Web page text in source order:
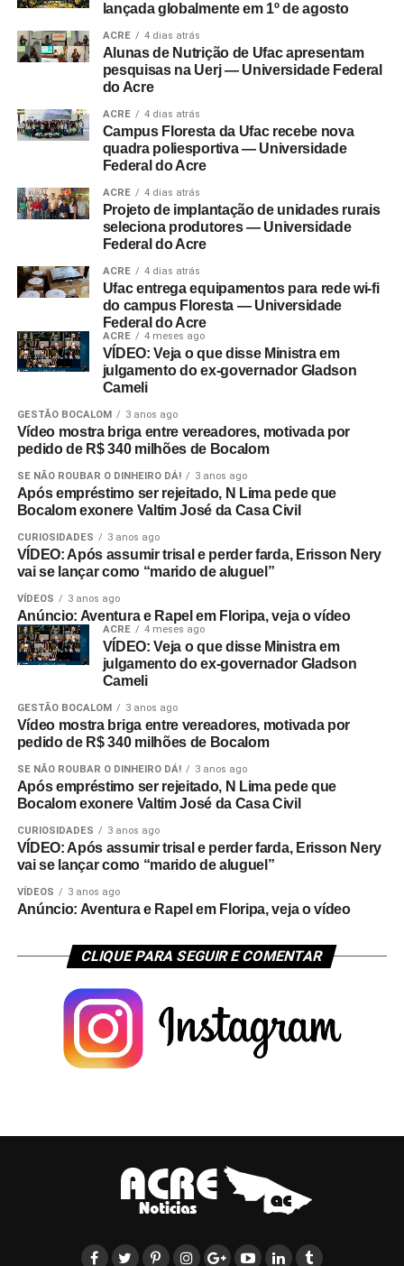
lançada globalmente em 1º de agosto
ACRE 4 dias atrás
Alunas de Nutrição de Ufac apresentam
pesquisas na Uerj — Universidade Federal
do Acre
ACRE 4 dias atrás
Campus Floresta da Ufac recebe nova
quadra poliesportiva — Universidade
Federal do Acre
ACRE 4 dias atrás
Projeto de implantação de unidades rurais
seleciona produtores — Universidade
Federal do Acre
ACRE 4 dias atrás
Ufac entrega equipamentos para rede wi-fi
do campus Floresta — Universidade
Federal do Acre
ACRE 4 meses ago
VÍDEO: Veja o que disse Ministra em
julgamento do ex-governador Gladson
Cameli
GESTÃO BOCALOM 3 anos ago
Vídeo mostra briga entre vereadores, motivada por
pedido de R$ 340 milhões de Bocalom
SE NÃO ROUBAR O DINHEIRO DÁ! 3 anos ago
Após empréstimo ser rejeitado, N Lima pede que
Bocalom exonere Valtim José da Casa Civil
CURIOSIDADES 3 anos ago
VÍDEO: Após assumir trisal e perder farda, Erisson Nery
vai se lançar como “marido de aluguel”
VÍDEOS 3 anos ago
Anúncio: Aventura e Rapel em Floripa, veja o vídeo
ACRE 4 meses ago
VÍDEO: Veja o que disse Ministra em
julgamento do ex-governador Gladson
Cameli
GESTÃO BOCALOM 3 anos ago
Vídeo mostra briga entre vereadores, motivada por
pedido de R$ 340 milhões de Bocalom
SE NÃO ROUBAR O DINHEIRO DÁ! 3 anos ago
Após empréstimo ser rejeitado, N Lima pede que
Bocalom exonere Valtim José da Casa Civil
CURIOSIDADES 3 anos ago
VÍDEO: Após assumir trisal e perder farda, Erisson Nery
vai se lançar como “marido de aluguel”
VÍDEOS 3 anos ago
Anúncio: Aventura e Rapel em Floripa, veja o vídeo
CLIQUE PARA SEGUIR E COMENTAR